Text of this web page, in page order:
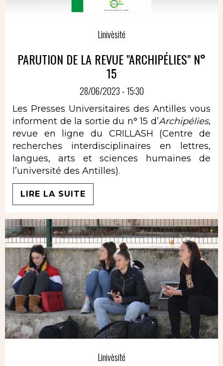
Linivèsité
PARUTION DE LA REVUE "ARCHIPÉLIES" N°
15
28/06/2023 - 15:30
Les Presses Universitaires des Antilles vous
informent de la sortie du n° 15 d’Archipélies,
revue en ligne du CRILLASH (Centre de
recherches interdisciplinaires en lettres,
langues, arts et sciences humaines de
l’université des Antilles).
LIRE LA SUITE
Linivèsité